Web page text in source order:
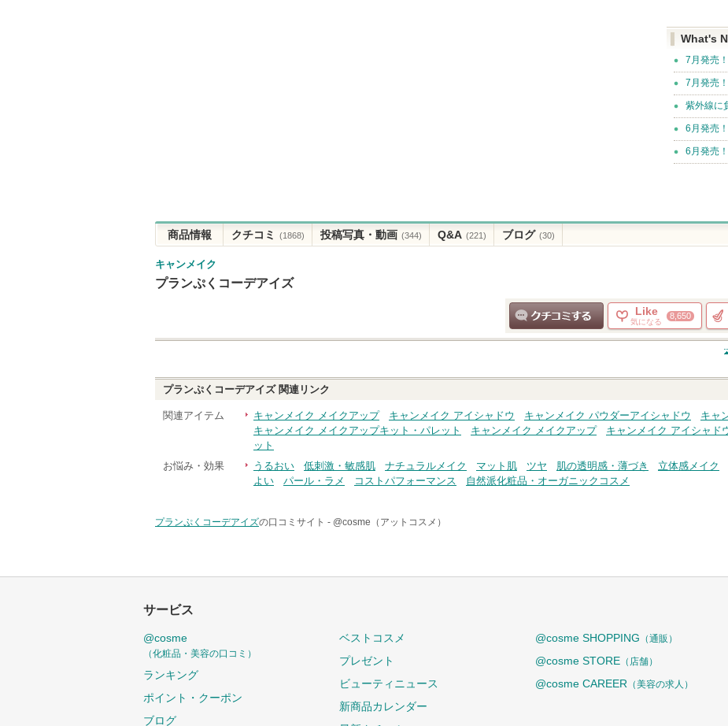
What's
7月発売
7月発売
紫外線に
6月発売
6月発売
商品情報 クチコミ (1868) 投稿写真・動画 (344) Q&A (221) ブログ (30)
キャンメイク
プランぷくコーデアイズ
クチコミする
Like
気になる
8,650
プランぷくコーデアイズ関連リンク
関連アイテム キャンメイク メイクアップ キャンメイク アイシャドウ キャンメイク パウダーアイシャドウ
キャ
キャンメイク メイクアップキット・パレット
キャンメイク メイクアップ キャンメイク アイシャド
ット
お悩み・効果
うるおい 低刺激・敏感肌 ナチュラルメイク マット肌 ツヤ 肌の透明感・薄づき 立体感メイク
よい
パール・ラメ コストパフォーマンス 自然派化粧品・オーガニックコスメ
プランぷくコーデアイズの口コミサイト - @cosme（アットコスメ）
サービス
@cosme
（化粧品・美容の口コミ）
ランキング
ポイント・クーポン
ブログ
ベストコスメ
プレゼント
ビューティニュース
新商品カレンダー
@cosme SHOPPING （通販）
@cosme STORE （店舗）
@cosme CAREER （美容の求人）